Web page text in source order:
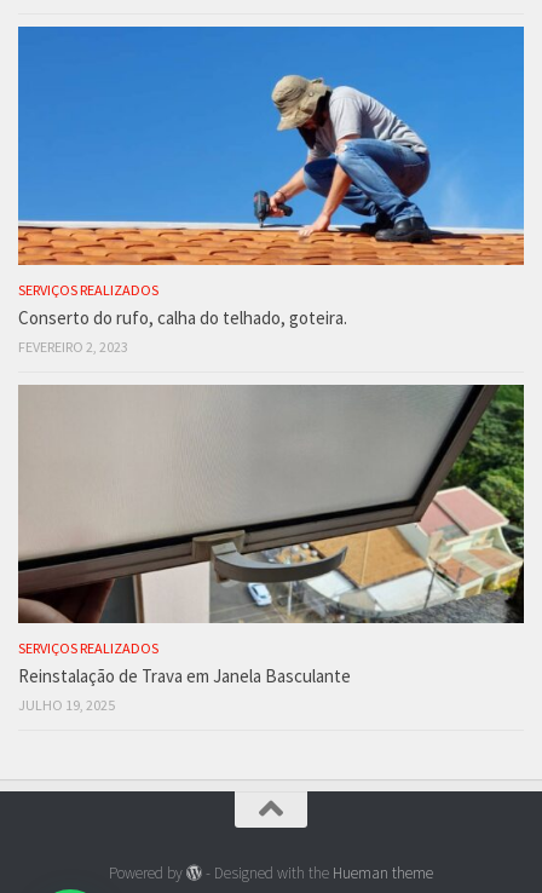
SERVIÇOS REALIZADOS
Conserto do rufo, calha do telhado, goteira.
FEVEREIRO 2, 2023
SERVIÇOS REALIZADOS
Reinstalação de Trava em Janela Basculante
JULHO 19, 2025
Powered by - Designed with the Hueman theme